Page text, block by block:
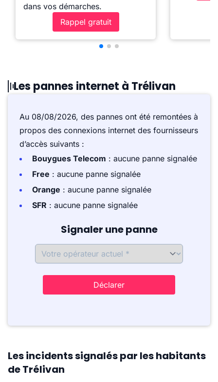
dans vos démarches.
Rappel gratuit
Les pannes internet à Trélivan
Au 08/08/2026, des pannes ont été remontées à
propos des connexions internet des fournisseurs
d’accès suivants :
Bouygues Telecom : aucune panne signalée
Free : aucune panne signalée
Orange : aucune panne signalée
SFR : aucune panne signalée
Signaler une panne
Déclarer
Les incidents signalés par les habitants
de Trélivan